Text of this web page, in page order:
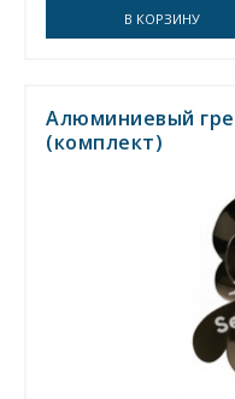
В КОРЗИНУ
Алюминиевый
(комплект)